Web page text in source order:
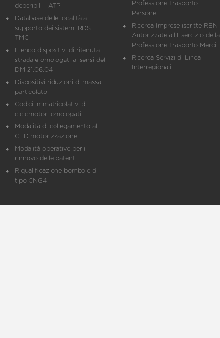
deperibili - ATP
Database delle località a
supporto dei sistemi RDS
TMC
Elenco dispositivi di ritenuta
stradale omologati ai sensi del
DM 21.06.04
Dispositivi riduzioni di massa
particolato
Codici immatricolativi di
ciclomotori omologati
Modalità di collegamento al
CED motorizzazione
Modalità operative per il
rinnovo delle patenti
Riqualificazione bombole di
tipo CNG4
Professione Trasporto
Persone
Ricerca Imprese iscritte REN
Autorizzate all'Esercizio della
Professione Trasporto Merci
Ricerca Servizi di Linea
Interregionali